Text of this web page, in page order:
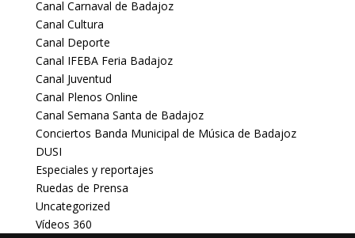
Canal Carnaval de Badajoz
Canal Cultura
Canal Deporte
Canal IFEBA Feria Badajoz
Canal Juventud
Canal Plenos Online
Canal Semana Santa de Badajoz
Conciertos Banda Municipal de Música de Badajoz
DUSI
Especiales y reportajes
Ruedas de Prensa
Uncategorized
Vídeos 360